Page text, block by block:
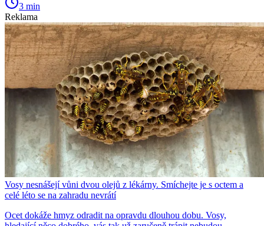
3 min
Reklama
Vosy nesnášejí vůni dvou olejů z lékárny. Smíchejte je s octem a
celé léto se na zahradu nevrátí
Ocet dokáže hmyz odradit na opravdu dlouhou dobu. Vosy,